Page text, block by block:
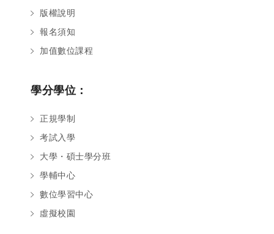
版權說明
報名須知
加值數位課程
學分學位：
正規學制
考試入學
大學・碩士學分班
學輔中心
數位學習中心
虛擬校園